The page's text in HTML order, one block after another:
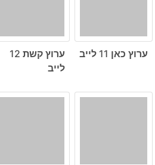
ערוץ כאן 11 לייב
ערוץ קשת 12
לייב